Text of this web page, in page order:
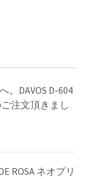
。DAVOS D-604
注文頂きまし
ROSA ネオプリ